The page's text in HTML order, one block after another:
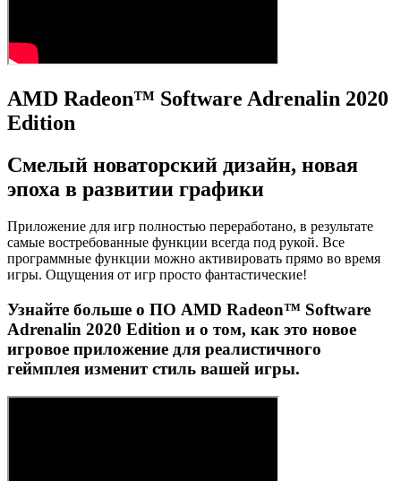
AMD Radeon™ Software Adrenalin 2020
Edition
Смелый новаторский дизайн, новая
эпоха в развитии графики
Приложение для игр полностью переработано, в результате
самые востребованные функции всегда под рукой. Все
программные функции можно активировать прямо во время
игры. Ощущения от игр просто фантастические!
Узнайте больше о ПО AMD Radeon™ Software
Adrenalin 2020 Edition и о том, как это новое
игровое приложение для реалистичного
геймплея изменит стиль вашей игры.